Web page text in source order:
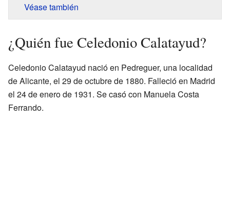
Véase también
¿Quién fue Celedonio Calatayud?
Celedonio Calatayud nació en Pedreguer, una localidad
de Alicante, el 29 de octubre de 1880. Falleció en Madrid
el 24 de enero de 1931. Se casó con Manuela Costa
Ferrando.